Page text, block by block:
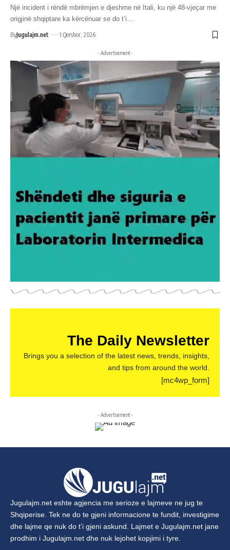
Një incident i rëndë mbrëmjen e djeshme në Itali, ku një 48-vjeçar me
origjinë shqiptare ka kërcënuar se do t’i…
ByJugulajm.net 1 Qershor, 2026
- Advertisement -
The Daily Newsletter
Brings you a selection of the latest news, trends, insights,
and tips from around the world.
[mc4wp_form]
- Advertisement -
Jugulajm.net eshte agjencia me serioze e lajmeve ne jug te
Shqiperise. Tek ne do te gjeni informacione te fundit, investigime
dhe lajme qe nuk do t’i gjeni askund. Lajmet e Jugulajm.net jane
prodhim i Jugulajm.net dhe nuk lejohet kopjimi i tyre.